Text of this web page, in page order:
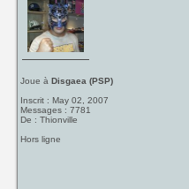
Joue àDisgaea (PSP)
Inscrit : May 02, 2007
Messages : 7781
De : Thionville
Hors ligne